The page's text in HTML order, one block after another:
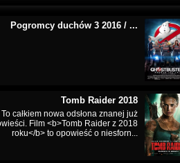
Pogromcy duchów 3 2016 / ...
Tomb Raider 2018
To całkiem nowa odsłona znanej już
Film <b>Tomb Raider z 2018
roku</b> to opowieść o niesforn...